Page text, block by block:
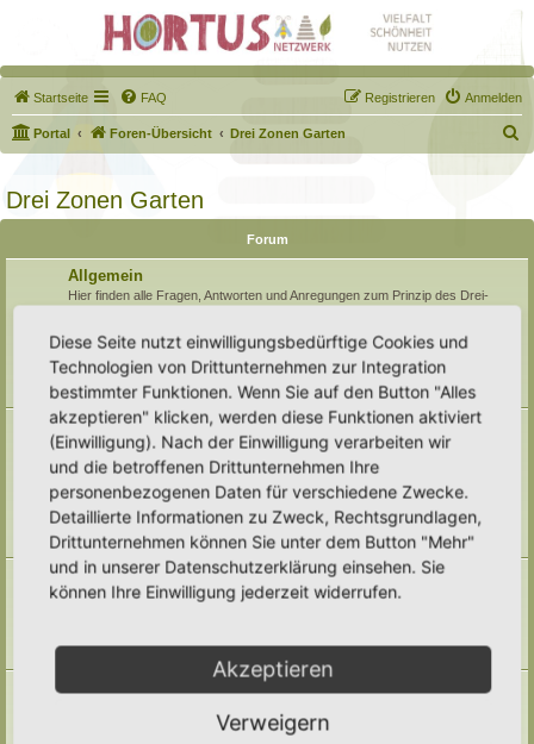
Startseite FAQ Anmelden
Registrieren
Portal Foren-Übersicht Drei Zonen Garten
u
h
Drei Zonen Garten
Forum
Allgemein
Hier finden alle Fragen, Antworten und Anregungen zum Prinzip des Drei-
weiteren finden hier allgemeine Gartenfragen ihr Zuhause.
Unterforen:
Umwelt, Klimawandel, Natur, Öffentlichkeitsarbeit,
Gesundheit,
Archiv
Themen:138
Naturmodule & kleine Biotope
Alles um die Naturmodule, sowie Wald-Themen, Sumpfzonen, Wasserzonen,
wechselfeuchte Gebiete, nährstoffreichere Areale, usw.
Unterforen:
Trockenmauern Pyramiden , Teiche & Wasserstellen
Sandarien, Reisighaufen & Laubhaufen, Totholz, Käferkeller,
Benjeshecke, Sonstige Lebensräume,
Archiv
Themen:71
Pufferzone
Hier gehört alles hin, was die Pufferzone in einem Hortus betrifft. Frage,
Diese Seite nutzt einwilligungsbedürftige Cookies und
Technologien von Drittunternehmen zur Integration
bestimmter Funktionen. Wenn Sie auf den Button "Alles
akzeptieren" klicken, werden diese Funktionen aktiviert
(Einwilligung). Nach der Einwilligung verarbeiten wir
und die betroffenen Drittunternehmen Ihre
personenbezogenen Daten für verschiedene Zwecke.
Detaillierte Informationen zu Zweck, Rechtsgrundlagen,
Drittunternehmen können Sie unter dem Button "Mehr"
und in unserer Datenschutzerklärung einsehen. Sie
können Ihre Einwilligung jederzeit widerrufen.
Akzeptieren
Verweigern